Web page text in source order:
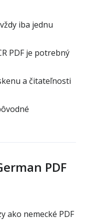
iba jednu
PDF je potrebný
a čitateľnosti
PDF
ako nemecké PDF